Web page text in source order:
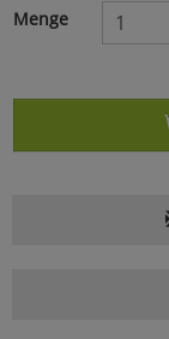
Menge